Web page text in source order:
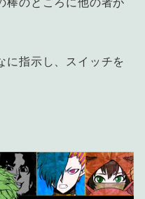
に指示し、スイッチを